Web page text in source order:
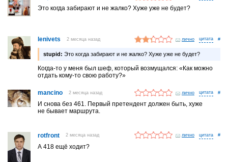
Это когда забирают и не жалко? Хуже уже не будет?
lenivets 2 месяца назад лично #
stupid: Это когда забирают и не жалко? Хуже уже не будет?
Когда-то у меня был шеф, который возмущался: «Как можно
отдать кому-то свою работу?»
mancino 2 месяца назад лично #
И снова без 461. Первый претендент должен быть, хуже
не бывает маршрута.
rotfront 2 месяца назад лично #
А 418 ещё ходит?